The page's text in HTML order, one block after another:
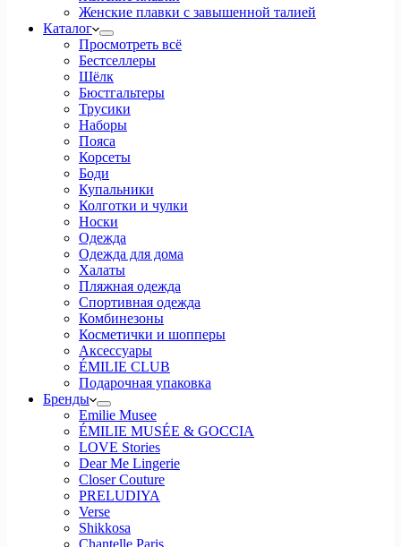
Женские плавки с завышенной талией
Каталог
Просмотреть всё
Бестселлеры
Шёлк
Бюстгальтеры
Трусики
Наборы
Пояса
Корсеты
Боди
Купальники
Колготки и чулки
Носки
Одежда
Одежда для дома
Халаты
Пляжная одежда
Спортивная одежда
Комбинезоны
Косметички и шопперы
Аксессуары
ÉMILIE CLUB
Подарочная упаковка
Бренды
Emilie Musee
ÉMILIE MUSÉE & GOCCIA
LOVE Stories
Dear Me Lingerie
Closer Couture
PRELUDIYA
Verse
Shikkosa
Chantelle Paris